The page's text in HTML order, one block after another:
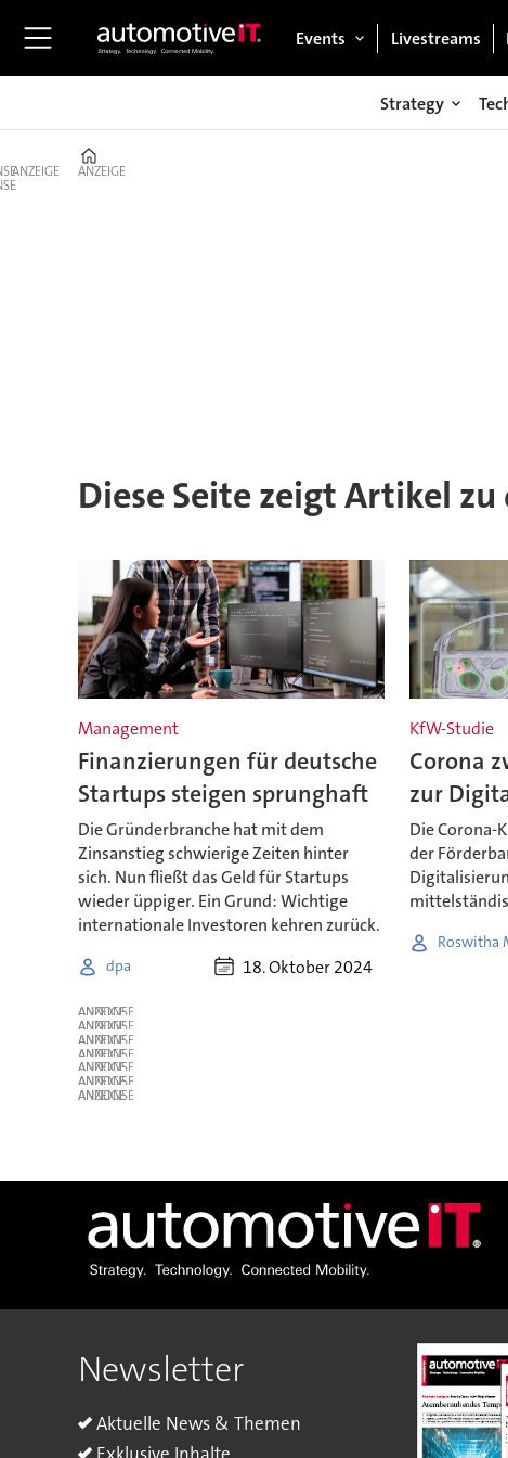
Events Livestreams
Strategy
ANZEIGE ANZEIGE
Diese Seite zeigt Artikel
Management
Finanzierungen für deutsche
Startups steigen sprunghaft
Die Gründerbranche hat mit dem
Zinsanstieg schwierige Zeiten hinter
sich. Nun fließt das Geld für Startups
wieder üppiger. Ein Grund: Wichtige
internationale Investoren kehren zurück.
dpa 18. Oktober 2024
KfW-Studie
Corona
zur
Die Corona-
der
Roswitha
ANZEIGE
ANZEIGE
ANZEIGE
ANZEIGE
ANZEIGE
ANZEIGE
ANZEIGE
Newsletter
Aktuelle News & Themen